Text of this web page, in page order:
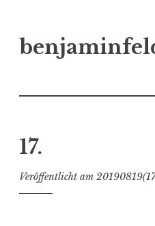
Inhalt
17.
Veröffentlicht am